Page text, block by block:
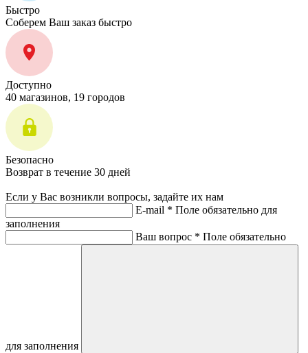
Быстро
Соберем Ваш заказ быстро
Доступно
40 магазинов, 19 городов
Безопасно
Возврат в течение 30 дней
Если у Вас возникли вопросы, задайте их нам
E-mail * Поле обязательно для
заполнения
Ваш вопрос * Поле обязательно
для заполнения